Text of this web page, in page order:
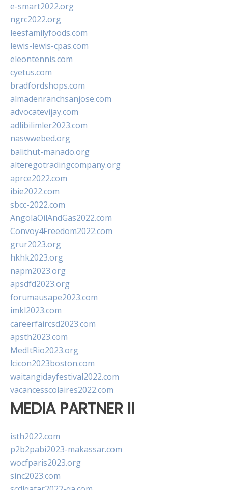
e-smart2022.org
ngrc2022.org
leesfamilyfoods.com
lewis-lewis-cpas.com
eleontennis.com
cyetus.com
bradfordshops.com
almadenranchsanjose.com
advocatevijay.com
adlibilimler2023.com
naswwebed.org
balithut-manado.org
alteregotradingcompany.org
aprce2022.com
ibie2022.com
sbcc-2022.com
AngolaOilAndGas2022.com
Convoy4Freedom2022.com
grur2023.org
hkhk2023.org
napm2023.org
apsdfd2023.org
forumausape2023.com
imkl2023.com
careerfaircsd2023.com
apsth2023.com
MedItRio2023.org
lcicon2023boston.com
waitangidayfestival2022.com
vacancesscolaires2022.com
MEDIA PARTNER II
isth2022.com
p2b2pabi2023-makassar.com
wocfparis2023.org
sinc2023.com